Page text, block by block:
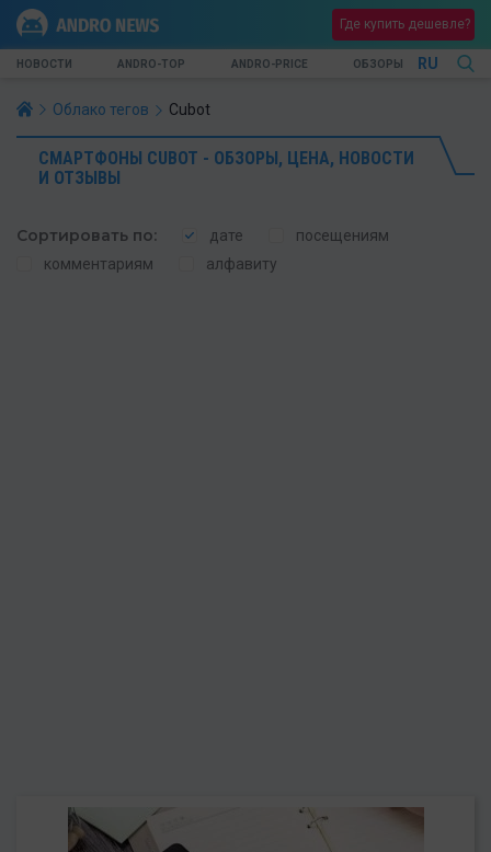
Где купить дешевле?
НОВОСТИ ANDRO-TOP ANDRO-PRICE ОБЗОРЫ RU
Облако тегов Cubot
СМАРТФОНЫ CUBOT - ОБЗОРЫ, ЦЕНА, НОВОСТИ
И ОТЗЫВЫ
Сортировать по: дате
посещениям
комментариям
алфавиту